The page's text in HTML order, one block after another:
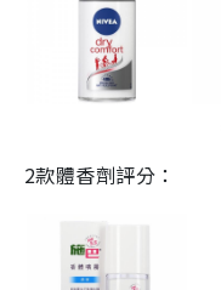
2款體香劑評分：